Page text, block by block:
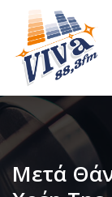
Μετά